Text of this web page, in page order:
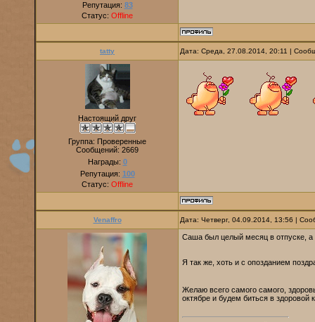
Репутация: 83
Статус: Offline
tatty Дата: Среда, 27.08.2014, 20:11 |
Настоящий друг
Группа: Проверенные
Сообщений: 2669
Награды: 0
Репутация: 100
Статус: Offline
Venaffro Дата: Четверг, 04.09.2014, 13:56 |
Саша был целый месяц в отпуске,
Я так же, хоть и с опозданием
Желаю всего самого самого,
октябре и будем биться в здоровой